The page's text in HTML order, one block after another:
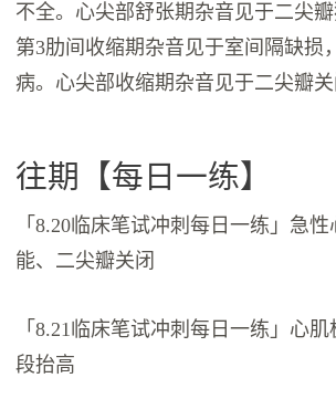
不全。心尖部舒张期杂音见于二尖
第3肋间收缩期杂音见于室间隔缺损
病。心尖部收缩期杂音见于二尖瓣关
往期【每日一练】
「8.20临床笔试冲刺每日一练」急
能、二尖瓣关闭
「8.21临床笔试冲刺每日一练」心
段抬高